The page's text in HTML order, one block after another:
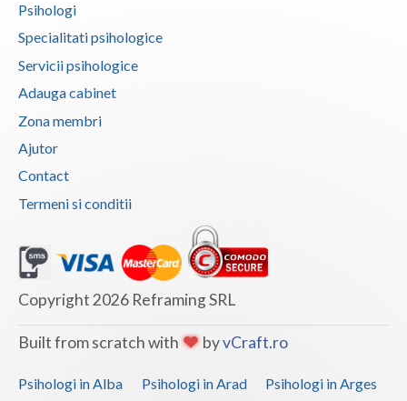
Psihologi
Specialitati psihologice
Servicii psihologice
Adauga cabinet
Zona membri
Ajutor
Contact
Termeni si conditii
Copyright 2026 Reframing SRL
Built from scratch with byvCraft.ro
Psihologi in Alba Psihologi in Arad
Psihologi in Arges